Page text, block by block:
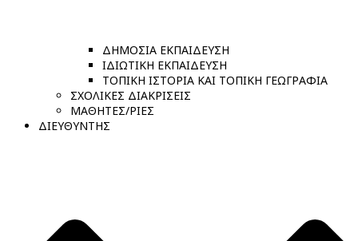
ΔΗΜΟΣΙΑ ΕΚΠΑΙΔΕΥΣΗ
ΙΔΙΩΤΙΚΗ ΕΚΠΑΙΔΕΥΣΗ
ΤΟΠΙΚΗ ΙΣΤΟΡΙΑ ΚΑΙ ΤΟΠΙΚΗ ΓΕΩΓΡΑΦΙΑ
ΣΧΟΛΙΚΕΣ ΔΙΑΚΡΙΣΕΙΣ
ΜΑΘΗΤΕΣ/ΡΙΕΣ
ΔΙΕΥΘΥΝΤΗΣ